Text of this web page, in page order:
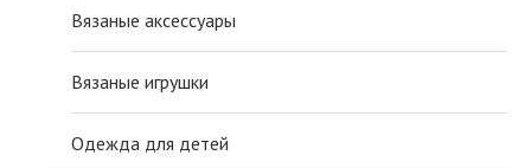
Вязаные аксессуары
Вязаные игрушки
Одежда для детей